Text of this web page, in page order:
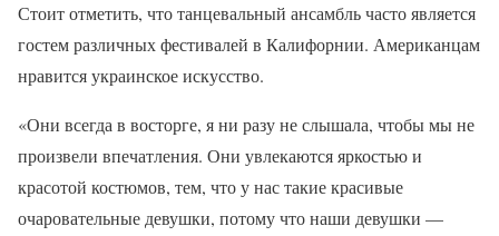
Стоит отметить, что танцевальный ансамбль часто является
гостем различных фестивалей в Калифорнии. Американцам
нравится украинское искусство.
«Они всегда в восторге, я ни разу не слышала, чтобы мы не
произвели впечатления. Они увлекаются яркостью и
красотой костюмов, тем, что у нас такие красивые
очаровательные девушки, потому что наши девушки —